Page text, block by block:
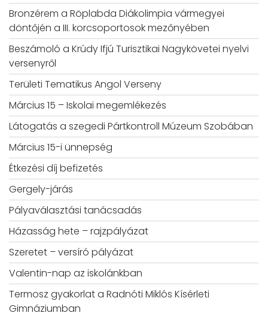
Bronzérem a Röplabda Diákolimpia vármegyei
döntőjén a III. korcsoportosok mezőnyében
Beszámoló a Krúdy Ifjú Turisztikai Nagykövetei nyelvi
versenyről
Területi Tematikus Angol Verseny
Március 15 – Iskolai megemlékezés
Látogatás a szegedi Pártkontroll Múzeum Szobában
Március 15-i ünnepség
Étkezési díj befizetés
Gergely-járás
Pályaválasztási tanácsadás
Házasság hete – rajzpályázat
Szeretet – versíró pályázat
Valentin-nap az iskolánkban
Termosz gyakorlat a Radnóti Miklós Kísérleti
Gimnáziumban